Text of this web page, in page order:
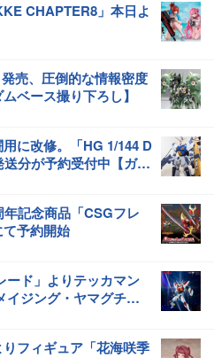
CHAPTER8」本日よ
売、圧倒的な情報密度
ベース撮り下ろし】
に改修。「HG 1/144 D
分が予約受付中【ガン
年記念商品「CSGフレ
予約開始
ード」よりテッカマン
イジング・ヤマグチで
りフィギュア「花海咲季